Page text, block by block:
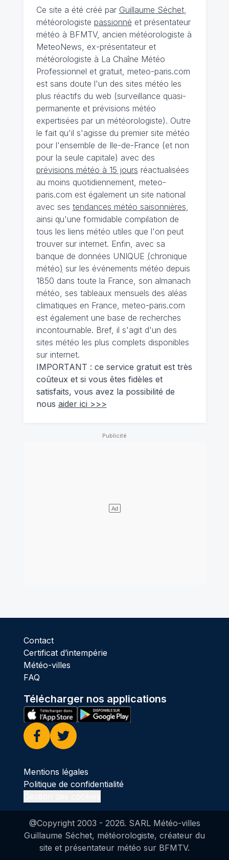
Ce site a été créé par Guillaume Séchet,
météorologiste passionné et présentateur
météo à BFMTV, ancien météorologiste à
MeteoNews, ex-présentateur et
météorologiste à La Chaîne Météo
Professionnel et gratuit, meteo-paris.com
est sans doute l'un des sites météo les
plus réactifs du web (surveillance quasi-
permanente et prévisions météo
expertisées par un météorologiste). Outre
le fait qu'il s'agisse du premier site météo
pour l'ensemble de Ile-de-France (et non
pour la seule capitale) avec des
prévisions météo à 15 jours réactualisées
au moins quotidiennement, meteo-
paris.com est également un site national
avec ses tendances météo saisonnières,
ainsi qu'une formidable compilation de
tous les liens météo utiles que l'on peut
trouver sur internet. Enfin, avec sa
banque de données UNIQUE (chronique
météo) sur les événements météo depuis
1850 dans toute la France, son almanach
météo, ses tableaux mensuels des aléas
climatiques en France, meteo-paris.com
est également une base de recherches
incontournable. Bref, il s'agit d'un des
sites météo les plus complets disponibles
sur internet.
IMPORTANT : ce service gratuit est très
coûteux et si vous êtes fidèles et
satisfaits, vous avez la possibilité de
nous aider ici >>>
Contact
Certificat d’intempérie
Météo-villes
FAQ
Télécharger nos applications
Facebook
Twitter
Mentions légales
Politique de confidentialité
@Copyright 2003 - 2026. SARL Météo-villes
Guillaume Séchet, météorologiste, créateur du
site et présentateur météo sur BFMTV.